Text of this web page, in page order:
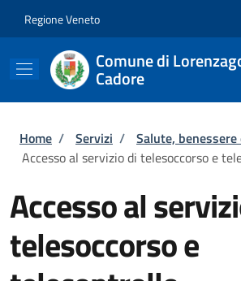
Regione Veneto
Comune di
Cadore
Briciole di pane
Home / Servizi / Salute,
Accesso al servizio di telesoccorso e
Accesso al
telesoccorso e